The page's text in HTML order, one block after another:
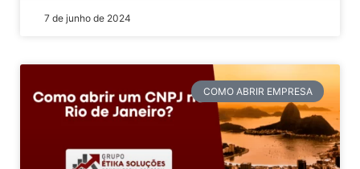
7 de junho de 2024
COMO ABRIR EMPRESA